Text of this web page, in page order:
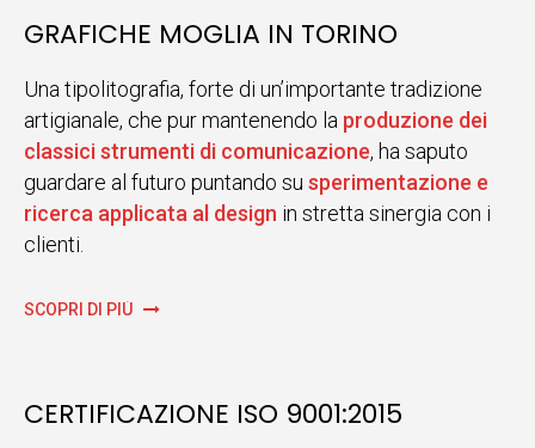
GRAFICHE MOGLIA IN TORINO
Una tipolitografia, forte di un’importante tradizione
artigianale, che pur mantenendo la produzione dei
classici strumenti di comunicazione, ha saputo
guardare al futuro puntando su sperimentazione e
ricerca applicata al design in stretta sinergia con i
clienti.
SCOPRI DI PIÙ
CERTIFICAZIONE ISO 9001:2015